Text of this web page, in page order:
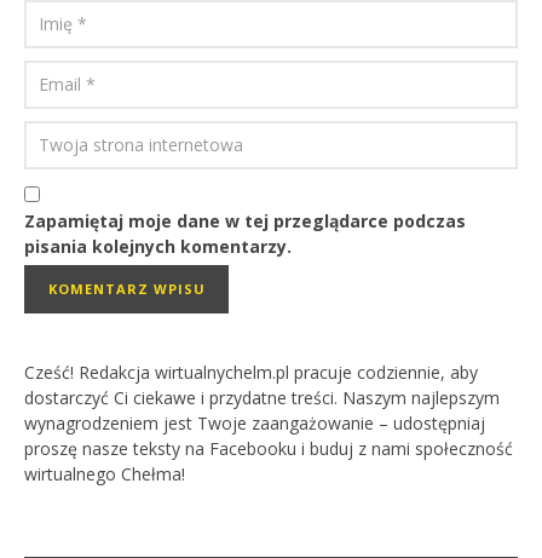
Zapamiętaj moje dane w tej przeglądarce podczas
pisania kolejnych komentarzy.
Cześć! Redakcja wirtualnychelm.pl pracuje codziennie, aby
dostarczyć Ci ciekawe i przydatne treści. Naszym najlepszym
wynagrodzeniem jest Twoje zaangażowanie – udostępniaj
proszę nasze teksty na Facebooku i buduj z nami społeczność
wirtualnego Chełma!